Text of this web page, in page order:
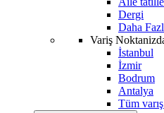
Dergi
Daha
Variş
İstanbul
İzmir
Bodrum
Antalya
Tüm